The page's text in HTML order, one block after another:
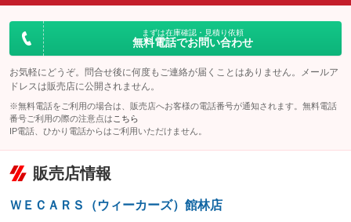
：装備なし
：装備なし
まずは在庫確認・見積り依頼
無料電話でお問い合わせ
お気軽にどうぞ。問合せ後に何度もご連絡が届くことはありません。メールア
ドレスは販売店に公開されません。
※無料電話をご利用の場合は、販売店へお客様の電話番号が通知されます。無料電話
番号ご利用の際の注意点は こちら
IP電話、ひかり電話からはご利用いただけません。
販売店情報
ＷＥＣＡＲＳ（ウィーカーズ）館林店